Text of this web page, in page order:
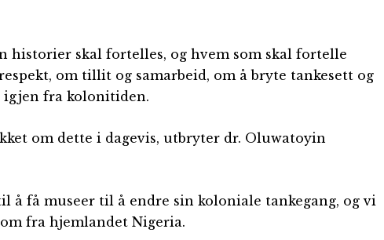
historier skal fortelles, og hvem som skal fortelle
om tillit og samarbeid, om å bryte tankesett og
igjen fra kolonitiden.
om dette i dagevis, utbryter dr. Oluwatoyin
å få museer til å endre sin koloniale tankegang, og vi
fra hjemlandet Nigeria.